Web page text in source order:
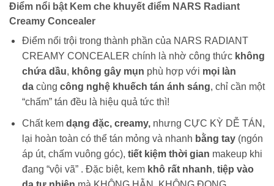
Điểm nổi bật Kem che khuyết điểm NARS Radiant
Creamy Concealer
Điểm nổi trội trong thành phần của NARS RADIANT
CREAMY CONCEALER chính là nhờ công thức không
chứa dầu, không gây mụn phù hợp với mọi làn
dacùng công nghệ khuếch tán ánh sáng, chỉ cần một
“chấm” tán đều là hiệu quả tức thì!
Chất kem dạng đặc, creamy,nhưng CỰC KỲ DỄ TÁN,
lại hoàn toàn có thể tán mỏng và nhanh bằng tay(ngón
áp út, chấm vuông góc), tiết kiệm thời gian makeup khi
đang “vội vã” . Đặc biệt, kem khô rất nhanh, tiệp vào